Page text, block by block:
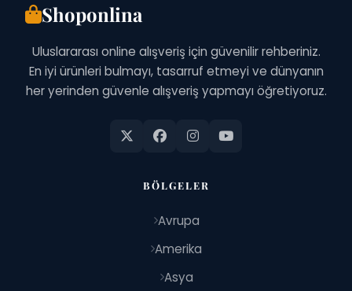
Shoponlina
Uluslararası online alışveriş için güvenilir rehberiniz.
En iyi ürünleri bulmayı, tasarruf etmeyi ve dünyanın
her yerinden güvenle alışveriş yapmayı öğretiyoruz.
BÖLGELER
Avrupa
Amerika
Asya